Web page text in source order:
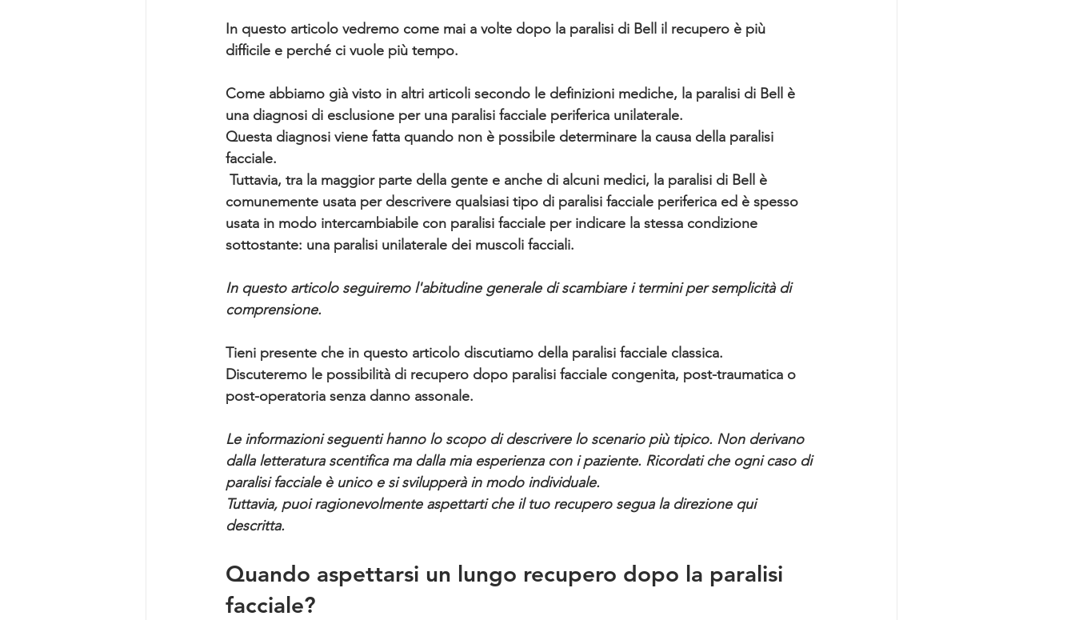
In questo articolo vedremo come mai a volte dopo la paralisi di Bell il recupero è più
difficile e perché ci vuole più tempo.
Come abbiamo già visto in altri articoli secondo le definizioni mediche, la paralisi di Bell è
una diagnosi di esclusione per una paralisi facciale periferica unilaterale.
Questa diagnosi viene fatta quando non è possibile determinare la causa della paralisi
facciale.
comunemente usata per descrivere qualsiasi tipo di paralisi facciale periferica ed è spesso
usata in modo intercambiabile con paralisi facciale per indicare la stessa condizione
sottostante: una paralisi unilaterale dei muscoli facciali.
In questo articolo seguiremo l'abitudine generale di scambiare i termini per semplicità di
comprensione.
Tieni presente che in questo articolo discutiamo della paralisi facciale classica.
Discuteremo le possibilità di recupero dopo paralisi facciale congenita, post-traumatica o
post-operatoria senza danno assonale.
Le informazioni seguenti hanno lo scopo di descrivere lo scenario più tipico. Non derivano
dalla letteratura scentifica ma dalla mia esperienza con i paziente. Ricordati che ogni caso di
paralisi facciale è unico e si svilupperà in modo individuale.
Tuttavia, puoi ragionevolmente aspettarti che il tuo recupero segua la direzione qui
descritta.
Quando aspettarsi un lungo recupero dopo la paralisi
facciale?